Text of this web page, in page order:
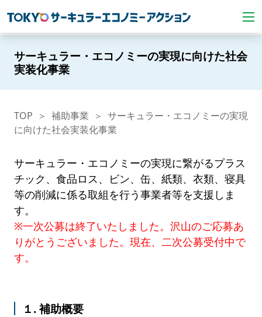
サーキュラー・エコノミーの実現に向けた社会
実装化事業
TOP 補助事業
サーキュラー・エコノミーの実現
に向けた社会実装化事業
サーキュラー・エコノミーの実現に繋がるプラス
チック、食品ロス、ビン、缶、紙類、衣類、寝具
等の削減に係る取組を行う事業者等を支援しま
す。
※一次公募は終了いたしました。沢山のご応募あ
りがとうございました。現在、二次公募受付中で
す。
１. 補助概要